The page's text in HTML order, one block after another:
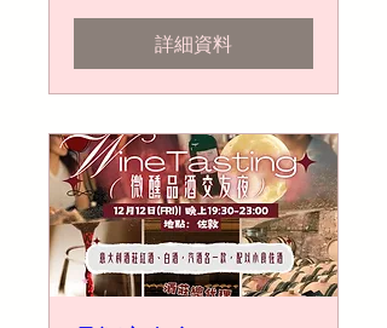
詳細資料